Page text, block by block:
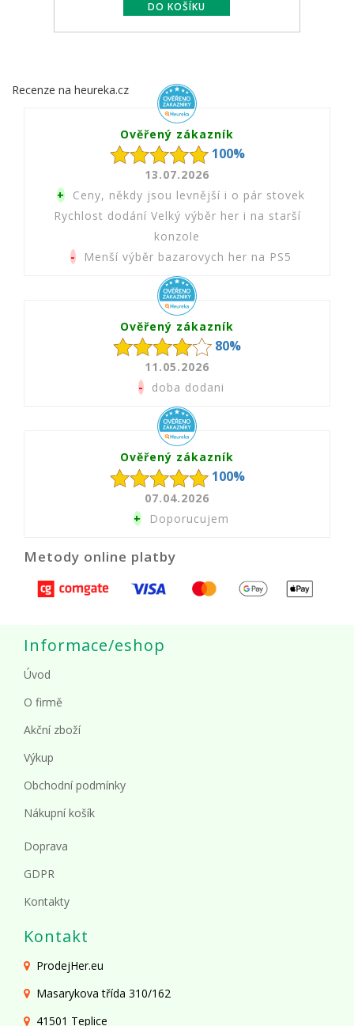
Recenze na heureka.cz
Ověřený zákazník
100%
13.07.2026
+ Ceny, někdy jsou levnější i o pár stovek
Rychlost dodání Velký výběr her i na starší
konzole
- Menší výběr bazarovych her na PS5
Ověřený zákazník
80%
11.05.2026
-doba dodani
Ověřený zákazník
100%
07.04.2026
+Doporucujem
Metody online platby
Informace/eshop
Úvod
O firmě
Akční zboží
Výkup
Obchodní podmínky
Nákupní košík
Doprava
GDPR
Kontakty
Kontakt
ProdejHer.eu
Masarykova třída 310/162
41501 Teplice